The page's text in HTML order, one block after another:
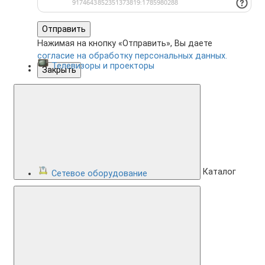
Отправить
Нажимая на кнопку «Отправить», Вы даете
согласие на обработку персональных данных.
Закрыть
Каталог
Телевизоры и проекторы
Сетевое оборудование